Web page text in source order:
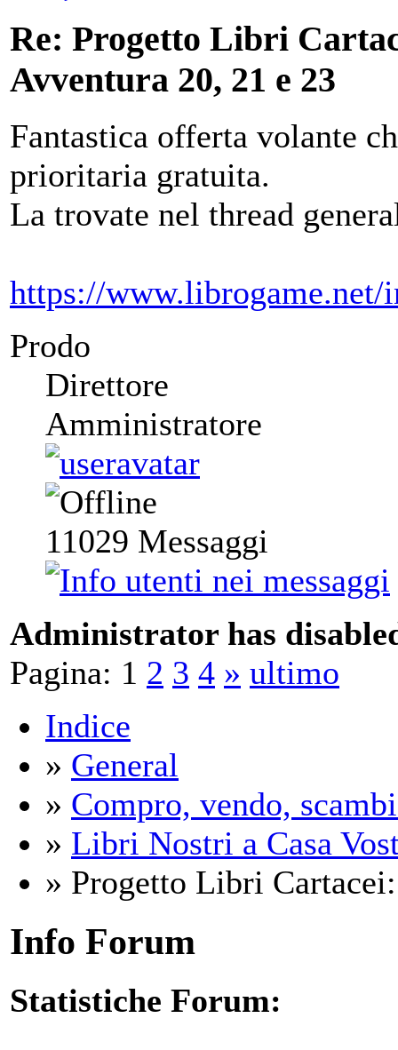
Re: Progetto Libri
Avventura 20, 21 e 23
Fantastica offerta volante
prioritaria gratuita.
La trovate nel thread
https://
Prodo
Direttore
Amministratore
11029 Messaggi
Administrator has
Pagina: 1 2 3 4 » ultimo
Indice
» General
» Compro, vendo,
» Libri Nostri a Casa
» Progetto Libri
Info Forum
Statistiche Forum: